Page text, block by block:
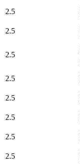
2.5
2.5
2.5
2.5
2.5
2.5
2.5
2.5